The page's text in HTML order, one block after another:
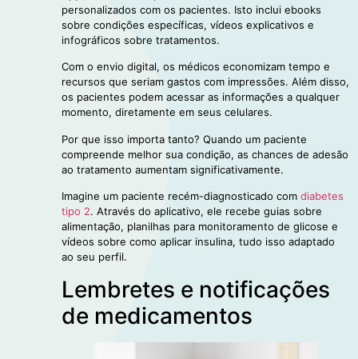
personalizados com os pacientes. Isto inclui ebooks
sobre condições específicas, vídeos explicativos e
infográficos sobre tratamentos.
Com o envio digital, os médicos economizam tempo e
recursos que seriam gastos com impressões. Além disso,
os pacientes podem acessar as informações a qualquer
momento, diretamente em seus celulares.
Por que isso importa tanto? Quando um paciente
compreende melhor sua condição, as chances de adesão
ao tratamento aumentam significativamente.
Imagine um paciente recém-diagnosticado comdiabetes
tipo 2. Através do aplicativo, ele recebe guias sobre
alimentação, planilhas para monitoramento de glicose e
vídeos sobre como aplicar insulina, tudo isso adaptado
ao seu perfil.
Lembretes e notificações
de medicamentos